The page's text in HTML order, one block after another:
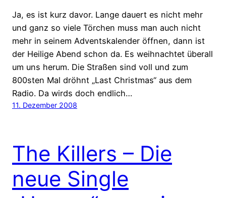
Ja, es ist kurz davor. Lange dauert es nicht mehr
und ganz so viele Törchen muss man auch nicht
mehr in seinem Adventskalender öffnen, dann ist
der Heilige Abend schon da. Es weihnachtet überall
um uns herum. Die Straßen sind voll und zum
800sten Mal dröhnt „Last Christmas“ aus dem
Radio. Da wirds doch endlich…
11. Dezember 2008
The Killers – Die
neue Single